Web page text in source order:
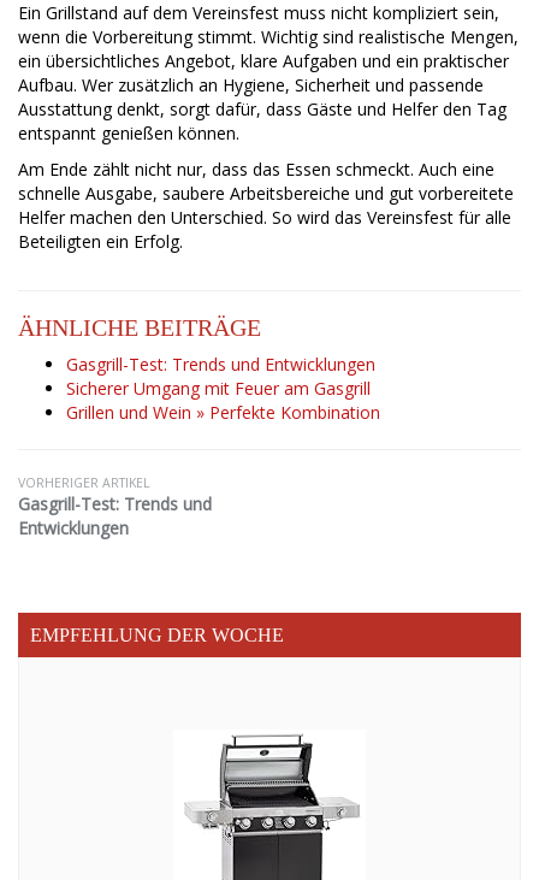
Ein Grillstand auf dem Vereinsfest muss nicht kompliziert sein,
wenn die Vorbereitung stimmt. Wichtig sind realistische Mengen,
ein übersichtliches Angebot, klare Aufgaben und ein praktischer
Aufbau. Wer zusätzlich an Hygiene, Sicherheit und passende
Ausstattung denkt, sorgt dafür, dass Gäste und Helfer den Tag
entspannt genießen können.
Am Ende zählt nicht nur, dass das Essen schmeckt. Auch eine
schnelle Ausgabe, saubere Arbeitsbereiche und gut vorbereitete
Helfer machen den Unterschied. So wird das Vereinsfest für alle
Beteiligten ein Erfolg.
ÄHNLICHE BEITRÄGE
Gasgrill-Test: Trends und Entwicklungen
Sicherer Umgang mit Feuer am Gasgrill
Grillen und Wein » Perfekte Kombination
VORHERIGER ARTIKEL
Gasgrill-Test: Trends und
Entwicklungen
EMPFEHLUNG DER WOCHE